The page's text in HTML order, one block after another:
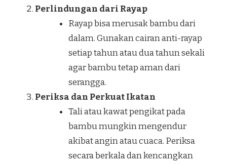
Perlindungan dari Rayap
Rayap bisa merusak bambu dari
dalam. Gunakan cairan anti-rayap
setiap tahun atau dua tahun sekali
agar bambu tetap aman dari
serangga.
Periksa dan Perkuat Ikatan
Tali atau kawat pengikat pada
bambu mungkin mengendur
akibat angin atau cuaca. Periksa
secara berkala dan kencangkan